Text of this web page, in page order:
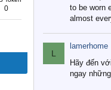
0
to be worn
almost
L
lamerhome
Hãy đến
ngay